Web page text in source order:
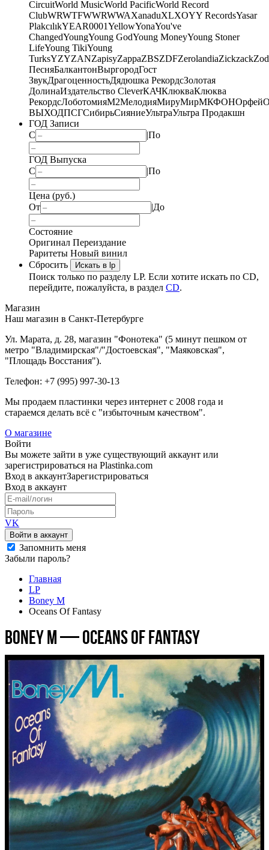
CircuitWorld MusicWorld PacificWorld Record
ClubWRWTFWWRWWAXanaduXLXOYY RecordsYasar
PlakcılıkYEAR0001YellowYonaYou've
ChangedYoungYoung GodYoung MoneyYoung Stoner
LifeYoung TikiYoung
TurksYZYZANZapisyZappaZBSZDFZerolandiaZickzack
ПесняБалкантонВыргородГост
ЗвукДрагоценностьДядюшка РекордсЗолотая
ДолинаИздательство CleverКАЧКлюкваКлюква
РекордсЛоботомияМ2МелодияМируМирМКФОНОрфей
ВЫХОДПСГСибирьСияниеУльтраУльтра Продакшн
ГОД Записи
С
|По
ГОД Выпуска
С
|По
Цена (руб.)
От
|До
Состояние
Оригинал Переиздание
Раритеты Новый винил
Сбросить
Искать в lp
Поиск только по разделу LP. Если хотите искать по CD,
перейдите, пожалуйста, в раздел CD.
Магазин
Наш магазин в Санкт-Петербурге
Ул. Марата, д. 28, магазин "Фонотека" (5 минут пешком от
метро "Владимирская"/"Достоевская", "Маяковская",
"Площадь Восстания").
Телефон: +7 (995) 997-30-13
Мы продаем пластинки через интернет c 2008 года и
стараемся делать всё с "избыточным качеством".
О магазине
Войти
Вы можете зайти в уже существующий аккаунт или
зарегистрироваться на Plastinka.com
Вход в аккаунтЗарегистрироваться
Вход в аккаунт
VK
Войти в аккаунт
Запомнить меня
Забыли пароль?
Главная
LP
Boney M
Oceans Of Fantasy
Boney M — Oceans Of Fantasy